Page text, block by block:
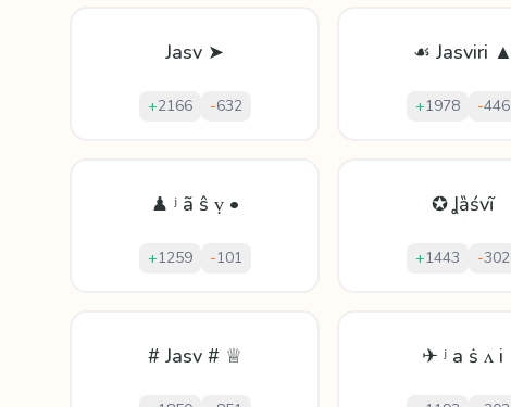
Jasv ➤
+2166 -632
☙ Jasviri ▲
+1978 -446
♟ ʲ ã ŝ ṿ •
+1259 -101
✪ Ʝȁśvĩ
+1443 -302
# Jasv # ♕ ✈ ʲ а ṡ ʌ i